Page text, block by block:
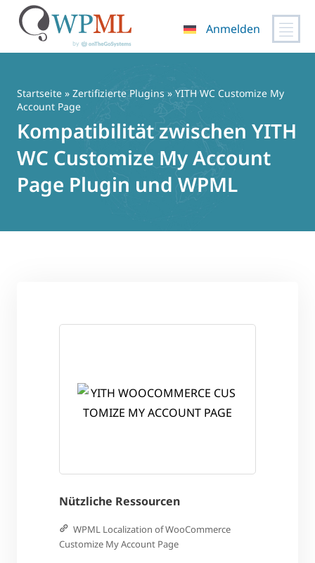
springen
Anmelden
Startseite » Zertifizierte Plugins » YITH WC Customize My
Account Page
Kompatibilität zwischen YITH
WC Customize My Account
Page Plugin und WPML
Nützliche Ressourcen
WPML Localization of WooCommerce
Customize My Account Page